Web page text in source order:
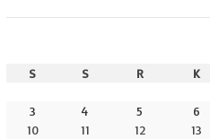
S
S R K
3
4 5 6
10
11 12 13